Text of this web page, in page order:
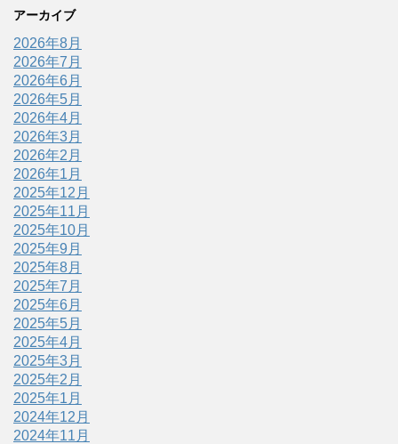
アーカイブ
2026年8月
2026年7月
2026年6月
2026年5月
2026年4月
2026年3月
2026年2月
2026年1月
2025年12月
2025年11月
2025年10月
2025年9月
2025年8月
2025年7月
2025年6月
2025年5月
2025年4月
2025年3月
2025年2月
2025年1月
2024年12月
2024年11月